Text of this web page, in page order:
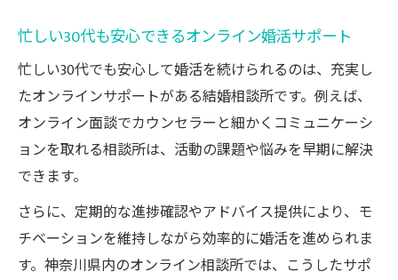
忙しい30代も安心できるオンライン婚活サポート
忙しい30代でも安心して婚活を続けられるのは、充実し
たオンラインサポートがある結婚相談所です。例えば、
オンライン面談でカウンセラーと細かくコミュニケーシ
ョンを取れる相談所は、活動の課題や悩みを早期に解決
できます。
さらに、定期的な進捗確認やアドバイス提供により、モ
チベーションを維持しながら効率的に婚活を進められま
す。神奈川県内のオンライン相談所では、こうしたサポ